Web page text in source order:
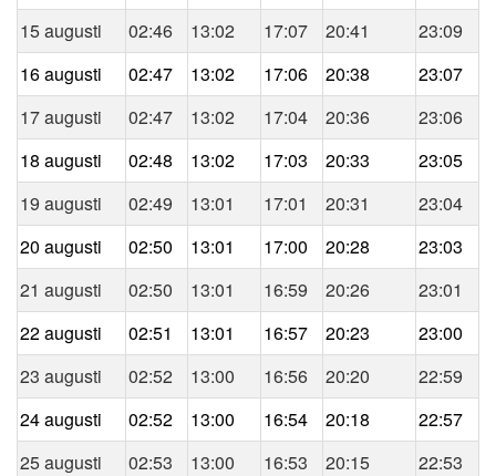
15 augusti 02:46 13:02 17:07 20:41
23:09
16 augusti
02:47 13:02 17:06 20:38
23:07
17 augusti
02:47 13:02 17:04 20:36
23:06
18 augusti
02:48 13:02 17:03 20:33
23:05
19 augusti
02:49 13:01 17:01 20:31
23:04
20 augusti
02:50 13:01 17:00 20:28
23:03
21 augusti
02:50 13:01 16:59 20:26
23:01
22 augusti
02:51 13:01 16:57 20:23
23:00
23 augusti
02:52 13:00 16:56 20:20
22:59
24 augusti
02:52 13:00 16:54 20:18
22:57
25 augusti
02:53 13:00 16:53 20:15
22:53